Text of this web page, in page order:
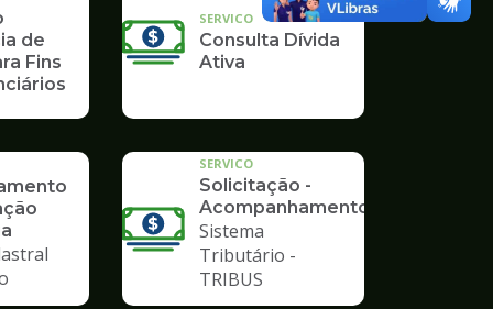
de
Fins
SERVICO
Consulta Dívida
Ativa
SERVICO
Solicitação -
Acompanhamento
Sistema
Tributário -
TRIBUS